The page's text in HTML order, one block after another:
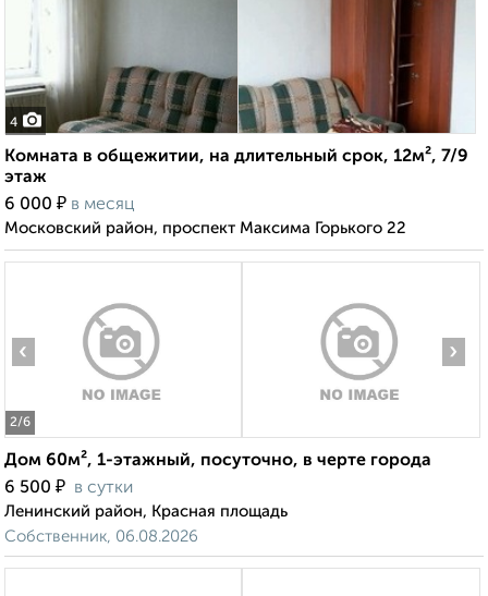
4
Комната в общежитии, на длительный срок, 12м², 7/9
этаж
6 000 ₽ в месяц
Московский район, проспект Максима Горького 22
2/6
‹ ›
Дом 60м², 1-этажный, посуточно, в черте города
6 500 ₽ в сутки
Ленинский район, Красная площадь
Собственник, 06.08.2026